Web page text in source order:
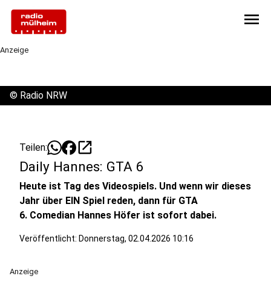
menu
Anzeige
© Radio NRW
Teilen: open_in_new
Daily Hannes: GTA 6
Heute ist Tag des Videospiels. Und wenn wir dieses
Jahr über EIN Spiel reden, dann für GTA
6. Comedian Hannes Höfer ist sofort dabei.
Veröffentlicht: Donnerstag, 02.04.2026 10:16
Anzeige